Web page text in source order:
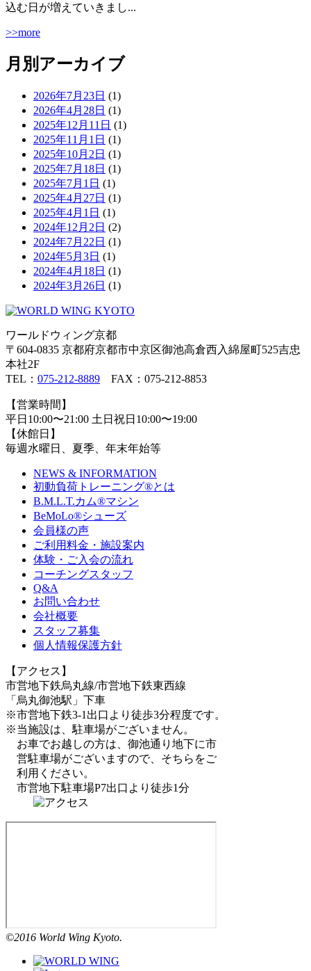
込む日が増えていきまし...
>>more
月別アーカイブ
2026年7月23日 (1)
2026年4月28日 (1)
2025年12月11日 (1)
2025年11月1日 (1)
2025年10月2日 (1)
2025年7月18日 (1)
2025年7月1日 (1)
2025年4月27日 (1)
2025年4月1日 (1)
2024年12月2日 (2)
2024年7月22日 (1)
2024年5月3日 (1)
2024年4月18日 (1)
2024年3月26日 (1)
ワールドウィング京都
〒604-0835 京都府京都市中京区御池高倉西入綿屋町525吉忠
本社2F
TEL： 075-212-8889 FAX：075-212-8853
【営業時間】
平日10:00〜21:00 土日祝日10:00〜19:00
【休館日】
毎週水曜日、夏季、年末年始等
NEWS & INFORMATION
初動負荷トレーニング®とは
B.M.L.T.カム®マシン
BeMoLo®シューズ
会員様の声
ご利用料金・施設案内
体験・ご入会の流れ
コーチングスタッフ
Q&A
お問い合わせ
会社概要
スタッフ募集
個人情報保護方針
【アクセス】
市営地下鉄烏丸線/市営地下鉄東西線
「烏丸御池駅」下車
※市営地下鉄3-1出口より徒歩3分程度です。
※当施設は、駐車場がございません。
お車でお越しの方は、御池通り地下に市
営駐車場がございますので、そちらをご
利用ください。
市営地下駐車場P7出口より徒歩1分
©2016 World Wing Kyoto.